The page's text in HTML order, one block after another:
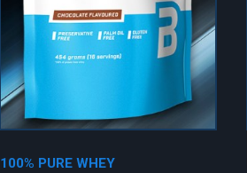
100% PURE WHEY